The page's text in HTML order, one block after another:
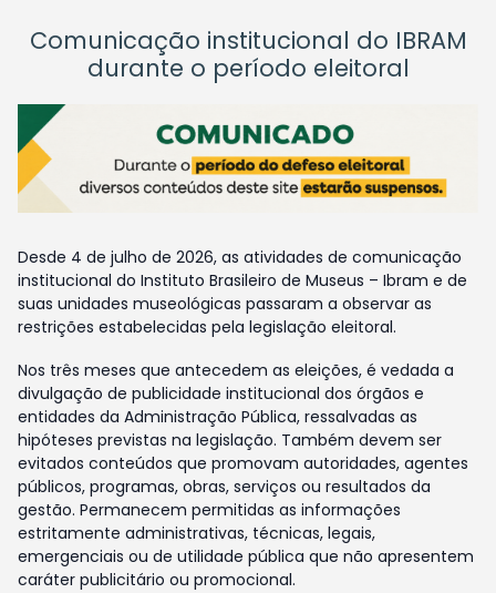
Comunicação institucional do IBRAM
durante o período eleitoral
Desde 4 de julho de 2026, as atividades de comunicação
institucional do Instituto Brasileiro de Museus – Ibram e de
suas unidades museológicas passaram a observar as
restrições estabelecidas pela legislação eleitoral.
Nos três meses que antecedem as eleições, é vedada a
divulgação de publicidade institucional dos órgãos e
entidades da Administração Pública, ressalvadas as
hipóteses previstas na legislação. Também devem ser
evitados conteúdos que promovam autoridades, agentes
públicos, programas, obras, serviços ou resultados da
gestão. Permanecem permitidas as informações
estritamente administrativas, técnicas, legais,
emergenciais ou de utilidade pública que não apresentem
caráter publicitário ou promocional.